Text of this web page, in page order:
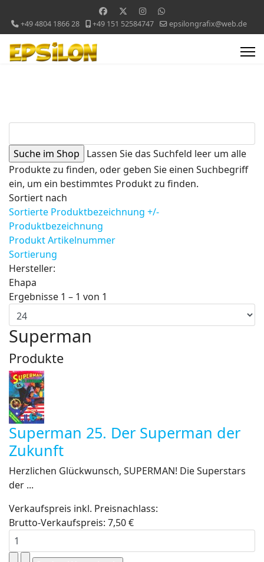
+49 4804 1866 28 +49 151 52584747 epsilongrafix@web.de
Lassen Sie das Suchfeld leer um alle
Produkte zu finden, oder geben Sie einen Suchbegriff
ein, um ein bestimmtes Produkt zu finden.
Sortiert nach
Sortierte Produktbezeichnung +/-
Produktbezeichnung
Produkt Artikelnummer
Sortierung
Hersteller:
Ehapa
Ergebnisse 1 – 1 von 1
Superman
Produkte
Superman 25. Der Superman der
Zukunft
Herzlichen Glückwunsch, SUPERMAN! Die Superstars
der ...
Verkaufspreis inkl. Preisnachlass:
Brutto-Verkaufspreis: 7,50 €